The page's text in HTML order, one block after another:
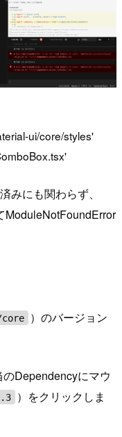
ui/core/styles'
みにも関わらず、
ModuleNotFoundError
）のバージョン
Dependencyにマウ
）をクリックしま